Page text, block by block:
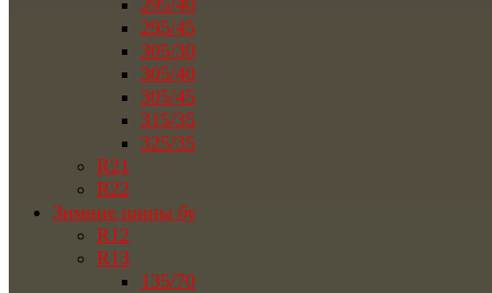
295/40
295/45
305/30
305/40
305/45
315/35
325/35
R21
R22
Зимние шины бу
R12
R13
135/70